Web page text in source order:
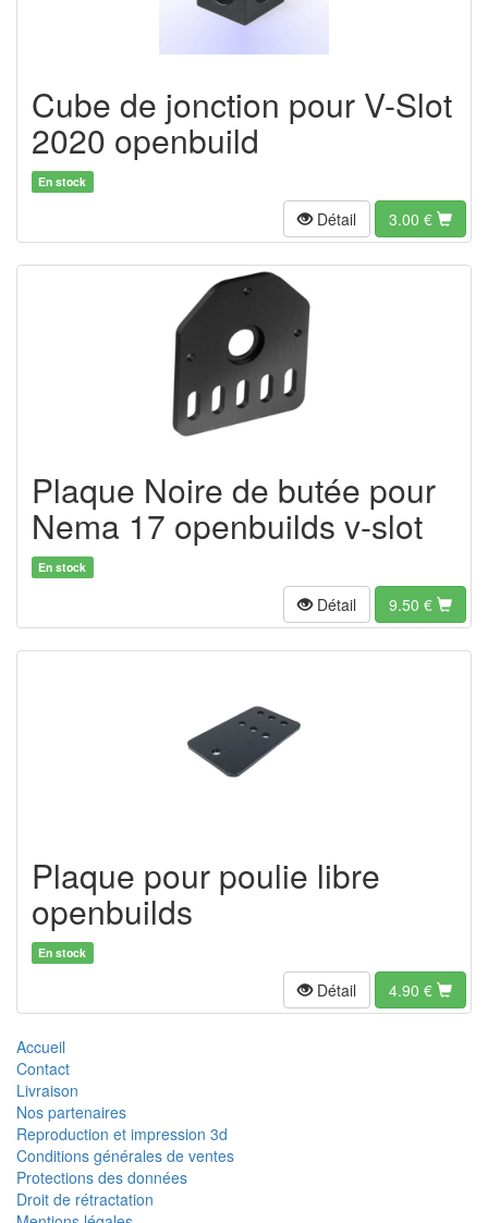
Cube de jonction pour V-Slot
2020 openbuild
En stock
Détail 3.00 €
Plaque Noire de butée pour
Nema 17 openbuilds v-slot
En stock
Détail 9.50 €
Plaque pour poulie libre
openbuilds
En stock
Détail 4.90 €
Accueil
Contact
Livraison
Nos partenaires
Reproduction et impression 3d
Conditions générales de ventes
Protections des données
Droit de rétractation